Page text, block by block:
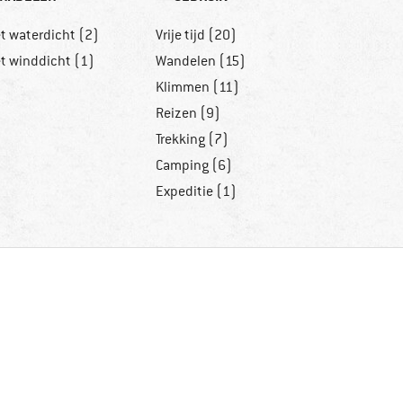
waterdicht (2)
winddicht (1)
Vrije tijd (20)
Wandelen (15)
Klimmen (11)
Reizen (9)
Trekking (7)
Camping (6)
Expeditie (1)